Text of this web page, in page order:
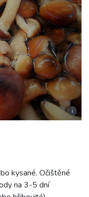
i
kysané. Očištěné
na 3-5 dní